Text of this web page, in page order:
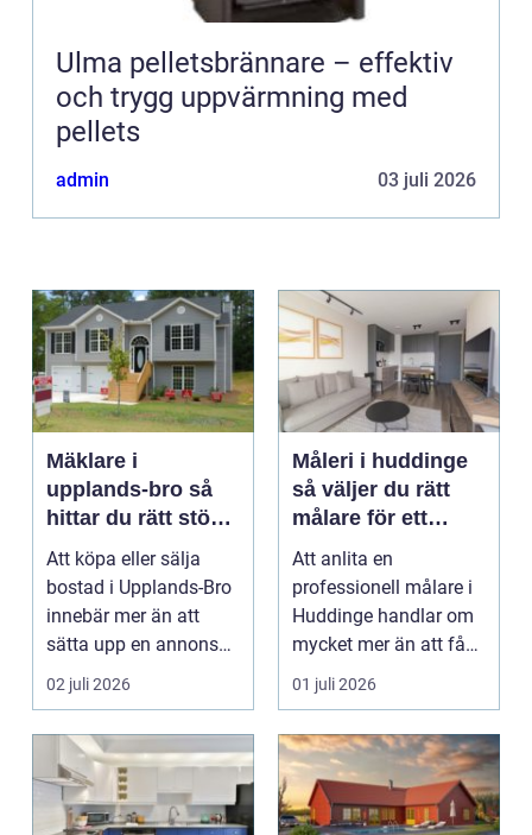
Ulma pelletsbrännare – effektiv
och trygg uppvärmning med
pellets
admin 03 juli 2026
Mäklare i
upplands-bro så
hittar du rätt stöd
för din
bostadsaffär
Att köpa eller sälja
bostad i Upplands-Bro
innebär mer än att
sätta upp en annons
och vänta in bud. ...
02 juli 2026
Måleri i huddinge
så väljer du rätt
målare för ett
hållbart resultat
Att anlita en
professionell målare i
Huddinge handlar om
mycket mer än att få
nya färger på
väggarna...
01 juli 2026